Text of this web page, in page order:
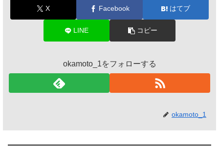
X Facebook はてブ
LINE コピー
okamoto_1をフォローする
okamoto_1